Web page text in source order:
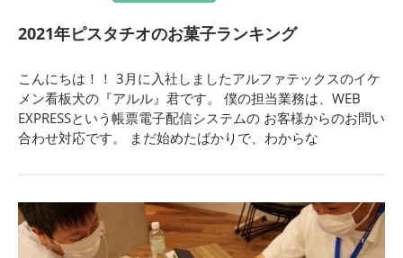
2021年ピスタチオのお菓子ランキング
こんにちは！！ 3月に入社しましたアルファテックスのイケ
メン看板犬の『アルル』君です。 僕の担当業務は、WEB
EXPRESSという帳票電子配信システムの お客様からのお問い
合わせ対応です。 まだ始めたばかりで、わからな